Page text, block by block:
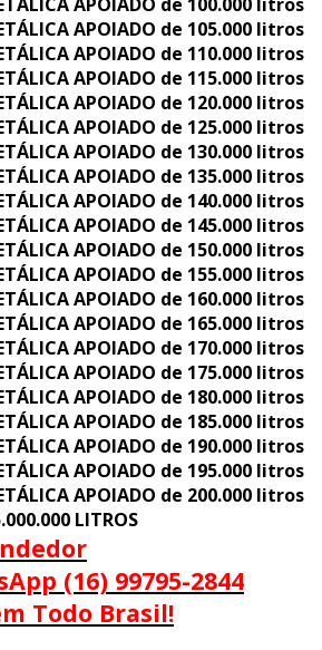
APOIADO de 105.000 litros
APOIADO de 110.000 litros
APOIADO de 115.000 litros
APOIADO de 120.000 litros
APOIADO de 125.000 litros
APOIADO de 130.000 litros
APOIADO de 135.000 litros
APOIADO de 140.000 litros
APOIADO de 145.000 litros
APOIADO de 150.000 litros
APOIADO de 155.000 litros
APOIADO de 160.000 litros
APOIADO de 165.000 litros
APOIADO de 170.000 litros
APOIADO de 175.000 litros
APOIADO de 180.000 litros
APOIADO de 185.000 litros
APOIADO de 190.000 litros
APOIADO de 195.000 litros
APOIADO de 200.000 litros
LITROS
(16) 99795-2844
Todo Brasil!